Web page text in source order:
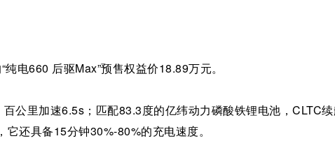
电660 后驱Max”预售权益价18.89万元。
公里加速6.5s；匹配83.3度的亿纬动力磷酸铁锂电池，CLTC
还具备15分钟30%-80%的充电速度。